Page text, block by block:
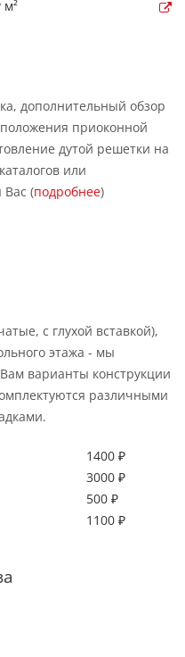
м²
дополнительный обзор
приоконной
дутой решетки на
или
Вас (подробнее)
с глухой вставкой),
этажа - мы
варианты конструкции
различными
1400 ₽
3000 ₽
500 ₽
1100 ₽